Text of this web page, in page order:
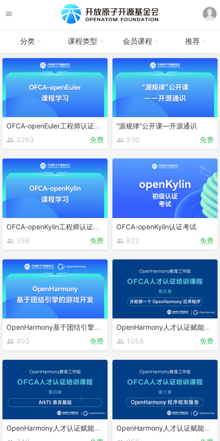
分类 课程类型 会员课程 推荐
OFCA-openEuler工程师认证课程
3263
免费
“源规律”公开课—开源通识
230
免费
OFCA-openKylin工程师认证课程
358
免费
OFCA-openKylin认证考试
822
免费
OpenHarmony基于团结引擎的游戏开发
403
免费
OpenHarmony人才认证赋能课程 第五章
1058
免费
OpenHarmony人才认证赋能课程 第四章
OpenHarmony人才认证赋能课程 第三章